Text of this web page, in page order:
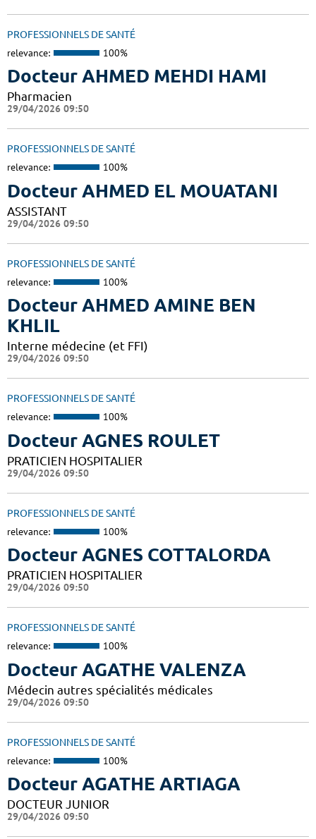
PROFESSIONNELS DE SANTÉ
relevance: 100%
Docteur AHMED MEHDI HAMI
Pharmacien
29/04/2026 09:50
PROFESSIONNELS DE SANTÉ
relevance: 100%
Docteur AHMED EL MOUATANI
ASSISTANT
29/04/2026 09:50
PROFESSIONNELS DE SANTÉ
relevance: 100%
Docteur AHMED AMINE BEN
KHLIL
Interne médecine (et FFI)
29/04/2026 09:50
PROFESSIONNELS DE SANTÉ
relevance: 100%
Docteur AGNES ROULET
PRATICIEN HOSPITALIER
29/04/2026 09:50
PROFESSIONNELS DE SANTÉ
relevance: 100%
Docteur AGNES COTTALORDA
PRATICIEN HOSPITALIER
29/04/2026 09:50
PROFESSIONNELS DE SANTÉ
relevance: 100%
Docteur AGATHE VALENZA
Médecin autres spécialités médicales
29/04/2026 09:50
PROFESSIONNELS DE SANTÉ
relevance: 100%
Docteur AGATHE ARTIAGA
DOCTEUR JUNIOR
29/04/2026 09:50